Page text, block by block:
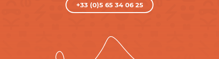
+33 (0)5 65 34 06 25